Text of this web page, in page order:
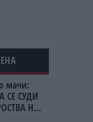
мачи:
СЕ СУДИ
НА